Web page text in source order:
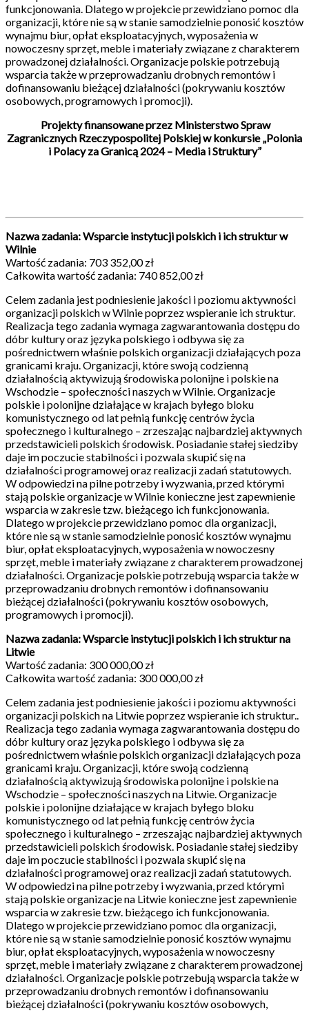
funkcjonowania. Dlatego w projekcie przewidziano pomoc dla
organizacji, które nie są w stanie samodzielnie ponosić kosztów
wynajmu biur, opłat eksploatacyjnych, wyposażenia w
nowoczesny sprzęt, meble i materiały związane z charakterem
prowadzonej działalności. Organizacje polskie potrzebują
wsparcia także w przeprowadzaniu drobnych remontów i
dofinansowaniu bieżącej działalności (pokrywaniu kosztów
osobowych, programowych i promocji).
Projekty finansowane przez Ministerstwo Spraw
Zagranicznych Rzeczypospolitej Polskiej w konkursie „Polonia
i Polacy za Granicą 2024 – Media i Struktury”
Nazwa zadania: Wsparcie instytucji polskich i ich struktur w
Wilnie
Wartość zadania: 703 352,00 zł
Całkowita wartość zadania: 740 852,00 zł
Celem zadania jest podniesienie jakości i poziomu aktywności
organizacji polskich w Wilnie poprzez wspieranie ich struktur.
Realizacja tego zadania wymaga zagwarantowania dostępu do
dóbr kultury oraz języka polskiego i odbywa się za
pośrednictwem właśnie polskich organizacji działających poza
granicami kraju. Organizacji, które swoją codzienną
działalnością aktywizują środowiska polonijne i polskie na
Wschodzie – społeczności naszych w Wilnie. Organizacje
polskie i polonijne działające w krajach byłego bloku
komunistycznego od lat pełnią funkcję centrów życia
społecznego i kulturalnego – zrzeszając najbardziej aktywnych
przedstawicieli polskich środowisk. Posiadanie stałej siedziby
daje im poczucie stabilności i pozwala skupić się na
działalności programowej oraz realizacji zadań statutowych.
W odpowiedzi na pilne potrzeby i wyzwania, przed którymi
stają polskie organizacje w Wilnie konieczne jest zapewnienie
wsparcia w zakresie tzw. bieżącego ich funkcjonowania.
Dlatego w projekcie przewidziano pomoc dla organizacji,
które nie są w stanie samodzielnie ponosić kosztów wynajmu
biur, opłat eksploatacyjnych, wyposażenia w nowoczesny
sprzęt, meble i materiały związane z charakterem prowadzonej
działalności. Organizacje polskie potrzebują wsparcia także w
przeprowadzaniu drobnych remontów i dofinansowaniu
bieżącej działalności (pokrywaniu kosztów osobowych,
programowych i promocji).
Nazwa zadania: Wsparcie instytucji polskich i ich struktur na
Litwie
Wartość zadania: 300 000,00 zł
Całkowita wartość zadania: 300 000,00 zł
Celem zadania jest podniesienie jakości i poziomu aktywności
organizacji polskich na Litwie poprzez wspieranie ich struktur..
Realizacja tego zadania wymaga zagwarantowania dostępu do
dóbr kultury oraz języka polskiego i odbywa się za
pośrednictwem właśnie polskich organizacji działających poza
granicami kraju. Organizacji, które swoją codzienną
działalnością aktywizują środowiska polonijne i polskie na
Wschodzie – społeczności naszych na Litwie. Organizacje
polskie i polonijne działające w krajach byłego bloku
komunistycznego od lat pełnią funkcję centrów życia
społecznego i kulturalnego – zrzeszając najbardziej aktywnych
przedstawicieli polskich środowisk. Posiadanie stałej siedziby
daje im poczucie stabilności i pozwala skupić się na
działalności programowej oraz realizacji zadań statutowych.
W odpowiedzi na pilne potrzeby i wyzwania, przed którymi
stają polskie organizacje na Litwie konieczne jest zapewnienie
wsparcia w zakresie tzw. bieżącego ich funkcjonowania.
Dlatego w projekcie przewidziano pomoc dla organizacji,
które nie są w stanie samodzielnie ponosić kosztów wynajmu
biur, opłat eksploatacyjnych, wyposażenia w nowoczesny
sprzęt, meble i materiały związane z charakterem prowadzonej
działalności. Organizacje polskie potrzebują wsparcia także w
przeprowadzaniu drobnych remontów i dofinansowaniu
bieżącej działalności (pokrywaniu kosztów osobowych,